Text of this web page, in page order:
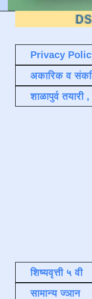
DS EDUTECH
Privacy
अकारिक व
शाळापुर्व तयारी
शिष्यवृत्ती ५ वी
सामान्य ज्ञान